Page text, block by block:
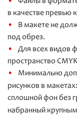
в качестве превью
В макете не
под обрез.
Для всех видов
пространство CMYK
Минимально
рисунков в макетах:
сплошной фон без
набранный